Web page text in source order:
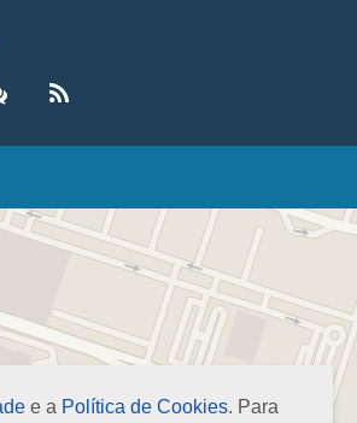
e a Política de Cookies. Para
Contabilidade